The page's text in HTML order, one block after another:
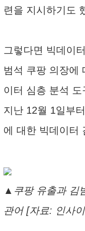
련을 지시하기도
그렇다면 빅데이
범석 쿠팡 의장에
이터 심층 분석
지난 12월 1일부
에 대한 빅데이터
▲쿠팡 유출과 김
관어 [자료: 인사